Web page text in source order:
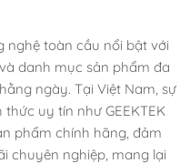
nghệ toàn cầu nổi bật với
danh mục sản phẩm đa
ngày. Tại Việt Nam, sự
uy tín như GEEKTEK
phẩm chính hãng, đảm
chuyên nghiệp, mang lại